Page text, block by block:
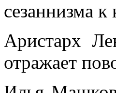
сезаннизма к
Аристарх
отражает